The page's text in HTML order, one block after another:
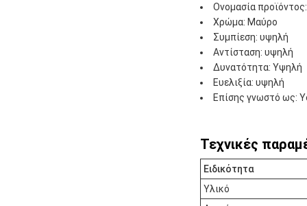
Ονομασία
Χρώμα: Μαύρο
Συμπίεση: υψηλή
Αντίσταση: υψηλή
Δυνατότητα: Υψηλή
Ευελιξία: υψηλή
Επίσης γνωστό ως:
Τεχνικές
Ειδικότητα
Υλικό